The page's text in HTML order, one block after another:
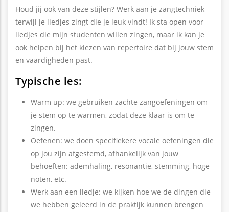
Houd jij ook van deze stijlen? Werk aan je zangtechniek
terwijl je liedjes zingt die je leuk vindt! Ik sta open voor
liedjes die mijn studenten willen zingen, maar ik kan je
ook helpen bij het kiezen van repertoire dat bij jouw stem
en vaardigheden past.
Typische les:
Warm up: we gebruiken zachte zangoefeningen om
je stem op te warmen, zodat deze klaar is om te
zingen.
Oefenen: we doen specifiekere vocale oefeningen die
op jou zijn afgestemd, afhankelijk van jouw
behoeften: ademhaling, resonantie, stemming, hoge
noten, etc.
Werk aan een liedje: we kijken hoe we de dingen die
we hebben geleerd in de praktijk kunnen brengen